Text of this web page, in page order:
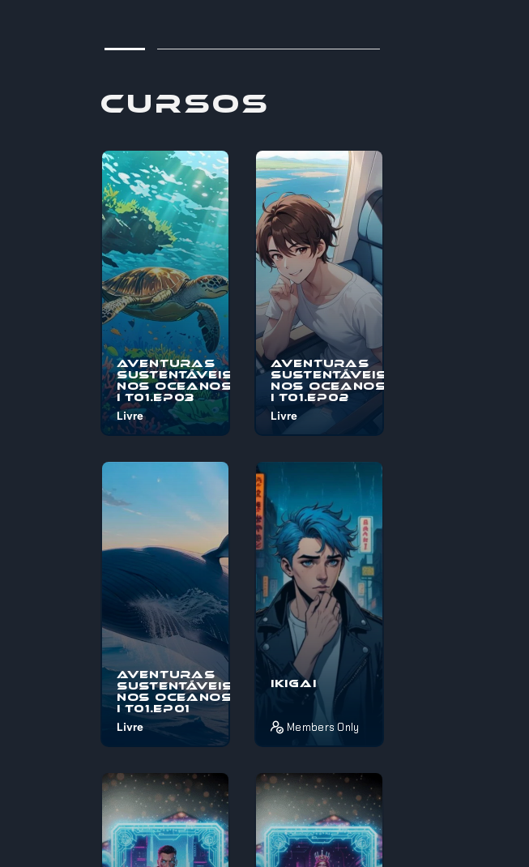
Cursos
Aventuras
Sustentáveis
nos Oceanos
I T01.EP03
Livre
Bem-vindo à
Sustentáveis nos
Oceanos", uma
pelos mistérios e
maravi...
Aventuras
Sustentáveis
nos Oceanos
I T01.EP02
Livre
Bem-vindo à
Sustentáveis nos
jornada épica
pelos mistérios e
maravi...
Aventuras
Sustentáveis
nos Oceanos
I T01.EP01
Livre
Bem-vindo à
Sustentáveis nos
Oceanos", uma
jornada épica
pelos mistérios e
maravi...
Ikigai
Members Only
Pois é! Se estás
perdido sobre o
que fazer da vida
ou não sabes
como aproveita...